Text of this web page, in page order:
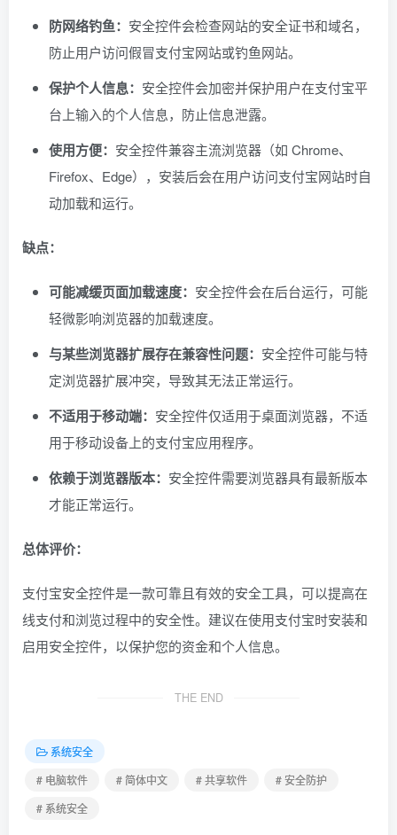
防网络钓鱼： 安全控件会检查网站的安全证书和域名，
防止用户访问假冒支付宝网站或钓鱼网站。
保护个人信息： 安全控件会加密并保护用户在支付宝平
台上输入的个人信息，防止信息泄露。
使用方便： 安全控件兼容主流浏览器（如 Chrome、
Firefox、Edge），安装后会在用户访问支付宝网站时自
动加载和运行。
缺点：
可能减缓页面加载速度： 安全控件会在后台运行，可能
轻微影响浏览器的加载速度。
与某些浏览器扩展存在兼容性问题： 安全控件可能与特
定浏览器扩展冲突，导致其无法正常运行。
不适用于移动端： 安全控件仅适用于桌面浏览器，不适
用于移动设备上的支付宝应用程序。
依赖于浏览器版本： 安全控件需要浏览器具有最新版本
才能正常运行。
总体评价：
支付宝安全控件是一款可靠且有效的安全工具，可以提高在
线支付和浏览过程中的安全性。建议在使用支付宝时安装和
启用安全控件，以保护您的资金和个人信息。
THE END
系统安全
# 电脑软件
# 简体中文 # 共享软件
# 安全防护
# 系统安全